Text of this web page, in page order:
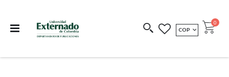
COEDICIONES REDIMIR CÓDIGO
MONEDA
COP Cart
0